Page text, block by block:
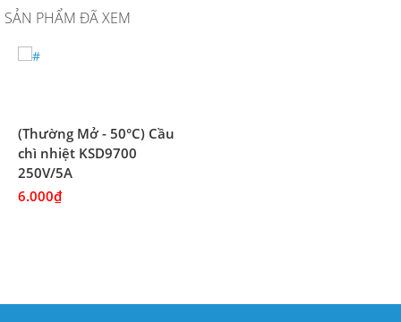
SẢN PHẨM ĐÃ XEM
(Thường Mở - 50°C) Cầu
chì nhiệt KSD9700
250V/5A
6.000₫